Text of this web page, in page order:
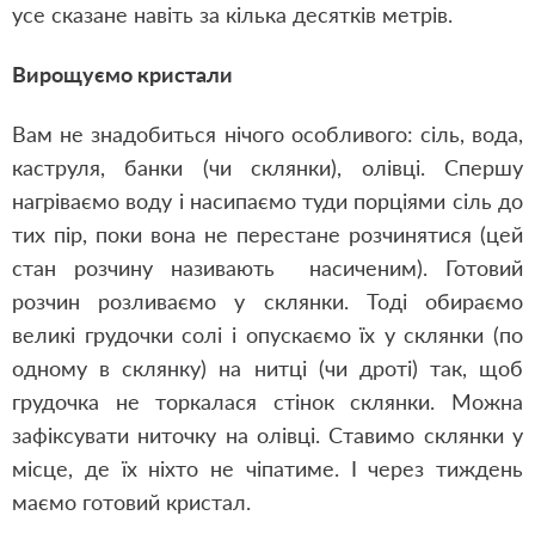
усе сказане навіть за кілька десятків метрів.
Вирощуємо кристали
Вам не знадобиться нічого особливого: сіль, вода,
каструля, банки (чи склянки), олівці. Спершу
нагріваємо воду і насипаємо туди порціями сіль до
тих пір, поки вона не перестане розчинятися (цей
стан розчину називають насиченим). Готовий
розчин розливаємо у склянки. Тоді обираємо
великі грудочки солі і опускаємо їх у склянки (по
одному в склянку) на нитці (чи дроті) так, щоб
грудочка не торкалася стінок склянки. Можна
зафіксувати ниточку на олівці. Ставимо склянки у
місце, де їх ніхто не чіпатиме. І через тиждень
маємо готовий кристал.